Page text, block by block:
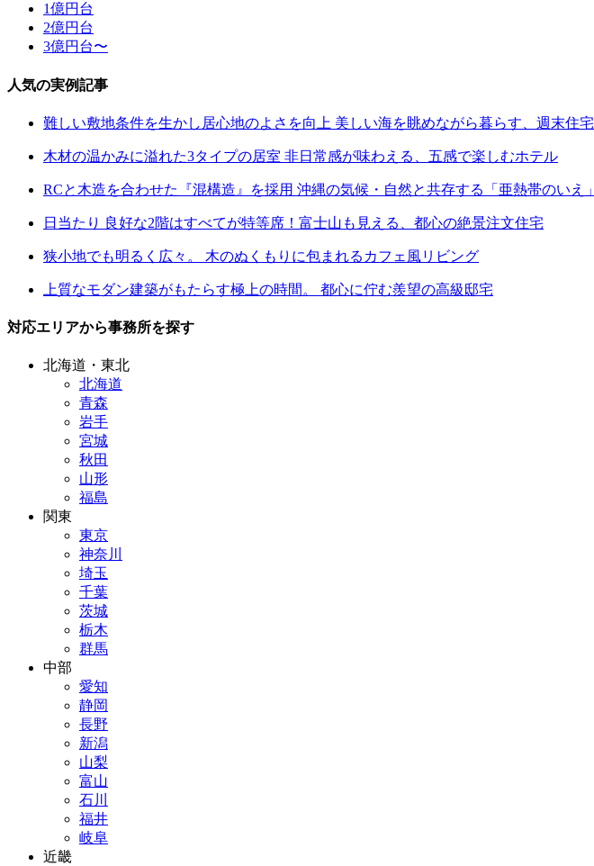
1億円台
2億円台
3億円台〜
人気の実例記事
難しい敷地条件を生かし居心地のよさを向上 美しい海を眺めながら暮らす、週末住宅
木材の温かみに溢れた3タイプの居室 非日常感が味わえる、五感で楽しむホテル
RCと木造を合わせた『混構造』を採用 沖縄の気候・自然と共存する「亜熱帯のいえ」
日当たり 良好な2階はすべてが特等席！富士山も見える、都心の絶景注文住宅
狭小地でも明るく広々。 木のぬくもりに包まれるカフェ風リビング
上質なモダン建築がもたらす極上の時間。 都心に佇む羨望の高級邸宅
対応エリアから事務所を探す
北海道・東北
北海道
青森
岩手
宮城
秋田
山形
福島
関東
東京
神奈川
埼玉
千葉
茨城
栃木
群馬
中部
愛知
静岡
長野
新潟
山梨
富山
石川
福井
岐阜
近畿